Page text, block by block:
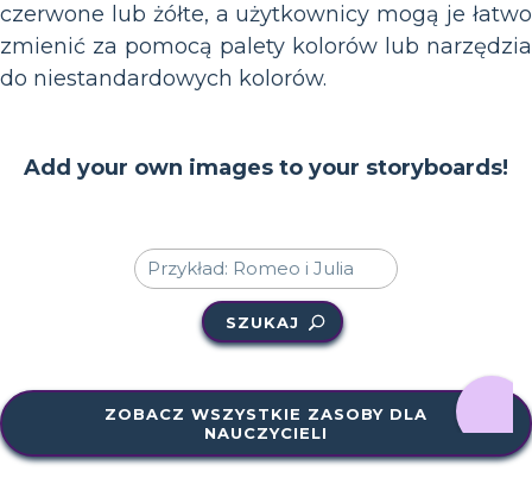
czerwone lub żółte, a użytkownicy mogą je łatwo
zmienić za pomocą palety kolorów lub narzędzia
do niestandardowych kolorów.
Add your own images to your storyboards!
SZUKAJ
ZOBACZ WSZYSTKIE ZASOBY DLA
NAUCZYCIELI